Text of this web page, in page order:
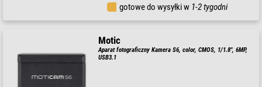
gotowe do wysyłki w 1-2 tygodni
Motic
Aparat fotograficzny Kamera S6, color, CMOS, 1/1.8", 6MP,
USB3.1